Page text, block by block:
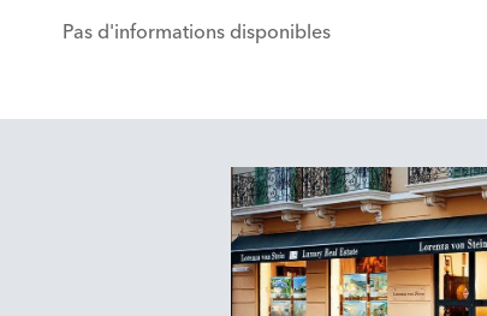
Pas d'informations disponibles